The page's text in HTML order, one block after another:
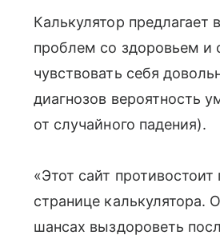
Калькулятор предлагает
проблем со здоровьем и
чувствовать себя
диагнозов вероятность
от случайного падения).
«Этот сайт
странице калькулятора.
шансах выздороветь